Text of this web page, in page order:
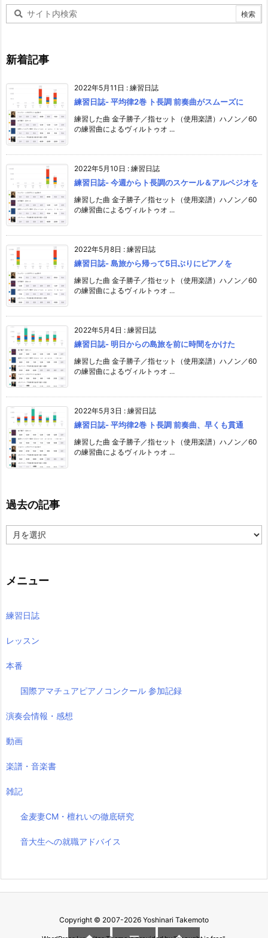
新着記事
2022年5月11日 : 練習日誌
練習日誌- 平均律2巻 ト長調 前奏曲がスムーズに
練習した曲 金子勝子／指セット（使用楽譜）ハノン／60
の練習曲によるヴィルトゥオ ...
2022年5月10日 : 練習日誌
練習日誌- 今週からト長調のスケール＆アルペジオを
練習した曲 金子勝子／指セット（使用楽譜）ハノン／60
の練習曲によるヴィルトゥオ ...
2022年5月8日 : 練習日誌
練習日誌- 島旅から帰って5日ぶりにピアノを
練習した曲 金子勝子／指セット（使用楽譜）ハノン／60
の練習曲によるヴィルトゥオ ...
2022年5月4日 : 練習日誌
練習日誌- 明日からの島旅を前に時間をかけた
練習した曲 金子勝子／指セット（使用楽譜）ハノン／60
の練習曲によるヴィルトゥオ ...
2022年5月3日 : 練習日誌
練習日誌- 平均律2巻 ト長調 前奏曲、早くも貫通
練習した曲 金子勝子／指セット（使用楽譜）ハノン／60
の練習曲によるヴィルトゥオ ...
過去の記事
去
事
メニュー
練習日誌
レッスン
本番
国際アマチュアピアノコンクール 参加記録
演奏会情報・感想
動画
楽譜・音楽書
雑記
金麦妻CM・檀れいの徹底研究
音大生への就職アドバイス
Copyright © 2007-2026 Yoshinari Takemoto